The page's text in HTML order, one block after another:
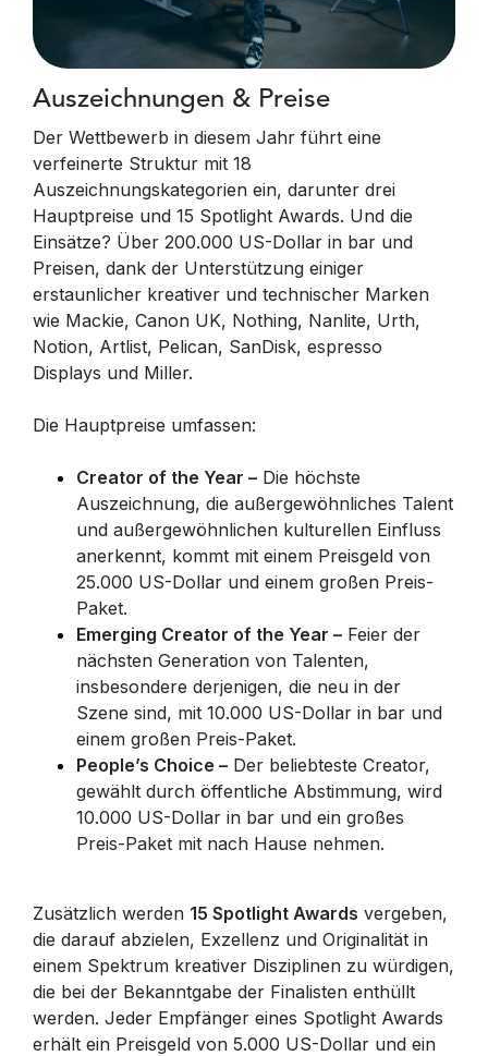
Auszeichnungen & Preise
Der Wettbewerb in diesem Jahr führt eine
verfeinerte Struktur mit 18
Auszeichnungskategorien ein, darunter drei
Hauptpreise und 15 Spotlight Awards. Und die
Einsätze? Über 200.000 US-Dollar in bar und
Preisen, dank der Unterstützung einiger
erstaunlicher kreativer und technischer Marken
wie Mackie, Canon UK, Nothing, Nanlite, Urth,
Notion, Artlist, Pelican, SanDisk, espresso
Displays und Miller.
Die Hauptpreise umfassen:
Creator of the Year – Die höchste
Auszeichnung, die außergewöhnliches Talent
und außergewöhnlichen kulturellen Einfluss
anerkennt, kommt mit einem Preisgeld von
25.000 US-Dollar und einem großen Preis-
Paket.
Emerging Creator of the Year – Feier der
nächsten Generation von Talenten,
insbesondere derjenigen, die neu in der
Szene sind, mit 10.000 US-Dollar in bar und
einem großen Preis-Paket.
People’s Choice – Der beliebteste Creator,
gewählt durch öffentliche Abstimmung, wird
10.000 US-Dollar in bar und ein großes
Preis-Paket mit nach Hause nehmen.
Zusätzlich werden 15 Spotlight Awards vergeben,
die darauf abzielen, Exzellenz und Originalität in
einem Spektrum kreativer Disziplinen zu würdigen,
die bei der Bekanntgabe der Finalisten enthüllt
werden. Jeder Empfänger eines Spotlight Awards
erhält ein Preisgeld von 5.000 US-Dollar und ein